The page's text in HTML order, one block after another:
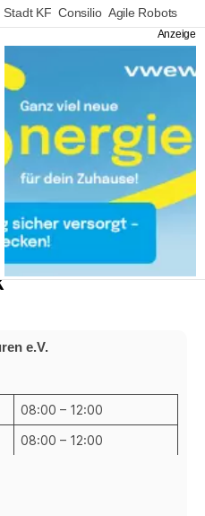
Stadt KF Consilio Agile Robots
e.V.
08:00 – 12:00
08:00 – 12:00